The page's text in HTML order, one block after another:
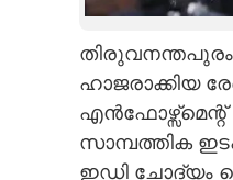
CARTOONS
LITERATURE
ഹാജരാക്കിയ
സാമ്പത്തിക
ഇഡി ചോദ്യം